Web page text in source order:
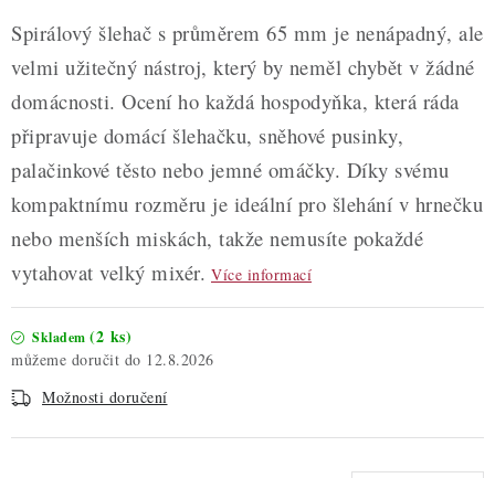
Nepřevzetí zásilky na dobírku
Obchodní podmínky
Hodnocení obchodu
Blog
Moje objednávka
Spirálový šlehač s průměrem 65 mm je nenápadný, ale
velmi užitečný nástroj, který by neměl chybět v žádné
domácnosti. Ocení ho každá hospodyňka, která ráda
připravuje domácí šlehačku, sněhové pusinky,
palačinkové těsto nebo jemné omáčky. Díky svému
kompaktnímu rozměru je ideální pro šlehání v hrnečku
nebo menších miskách, takže nemusíte pokaždé
vytahovat velký mixér. Více informací
Skladem (2 ks)
12.8.2026
Možnosti doručení